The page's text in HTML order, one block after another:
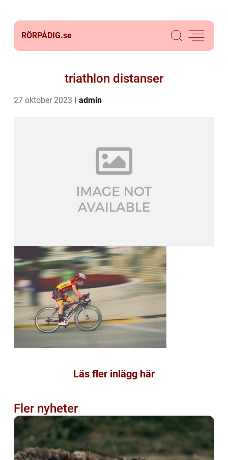
RÖRPÅDIG.se
triathlon distanser
27 oktober 2023 admin
Läs fler inlägg här
Fler nyheter